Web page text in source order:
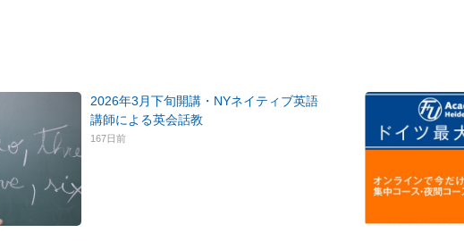
2026年3月下旬開講・NYネイティブ英語
講師による英会話教
167日前